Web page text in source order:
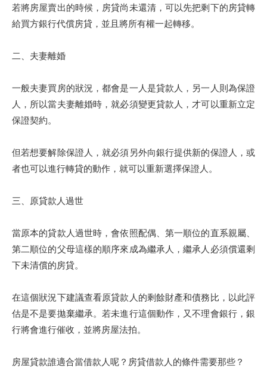
若將房屋賣出的時候，房貸尚未還清，可以先把剩下的房貸轉
給買方銀行代償房貸，並且將所有權一起轉移。
二、夫妻離婚
一般夫妻買房的狀況，都會是一人是貸款人，另一人則為保證
人，所以當夫妻離婚時，就必須變更貸款人，才可以重新立定
保證契約。
但若想要解除保證人，就必須另外向銀行提供新的保證人，或
者也可以進行轉貸的動作，就可以重新選擇保證人。
三、原貸款人過世
當原本的貸款人過世時，會依照配偶、第一順位的直系親屬、
第二順位的父母這樣的順序來成為繼承人，繼承人必須償還剩
下未清償的房貸。
在這個狀況下建議查看原貸款人的剩餘財產和債務比，以此評
估是不是要拋棄繼承。若未進行這個動作，又不理會銀行，銀
行將會進行催收，並將房屋法拍。
房屋貸款誰適合當借款人呢？房貸借款人的條件需要那些？